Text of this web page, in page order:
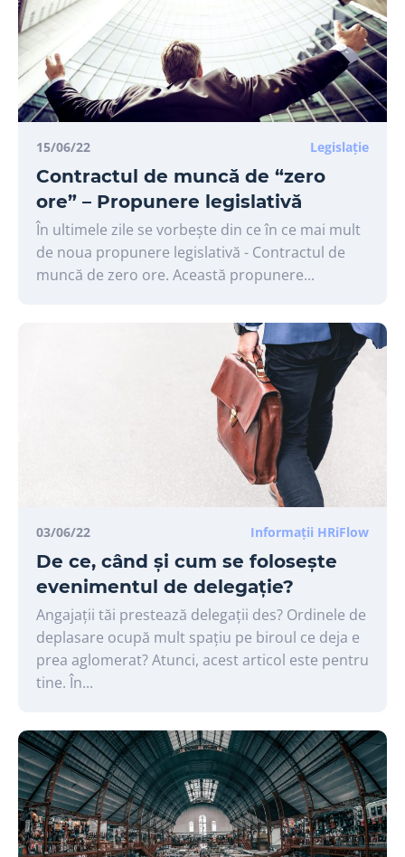
15/06/22 Legislație
Contractul de muncă de “zero
ore” – Propunere legislativă
În ultimele zile se vorbește din ce în ce mai mult
de noua propunere legislativă - Contractul de
muncă de zero ore. Această propunere...
03/06/22 Informații HRiFlow
De ce, când și cum se folosește
evenimentul de delegație?
Angajații tăi prestează delegații des? Ordinele de
deplasare ocupă mult spațiu pe biroul ce deja e
prea aglomerat? Atunci, acest articol este pentru
tine. În...